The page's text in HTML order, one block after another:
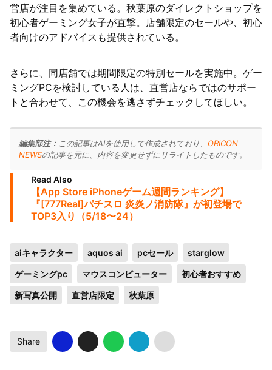
営店が注目を集めている。秋葉原のダイレクトショップを
初心者ゲーミング女子が直撃。店舗限定のセールや、初心
者向けのアドバイスも提供されている。
さらに、同店舗では期間限定の特別セールを実施中。ゲー
ミングPCを検討している人は、直営店ならではのサポー
トと合わせて、この機会を逃さずチェックしてほしい。
編集部注： この記事はAIを使用して作成されており、 ORICON
NEWSの記事を元に、内容を変更せずにリライトしたものです。
Read Also
【App Store iPhoneゲーム週間ランキング】
『[777Real]パチスロ 炎炎ノ消防隊』が初登場で
TOP3入り（5/18〜24）
aiキャラクター aquos ai pcセール starglow
ゲーミングpc マウスコンピューター 初心者おすすめ
新写真公開 直営店限定 秋葉原
Share